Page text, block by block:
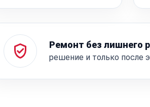
Ремонт без лишнего
решение и только после